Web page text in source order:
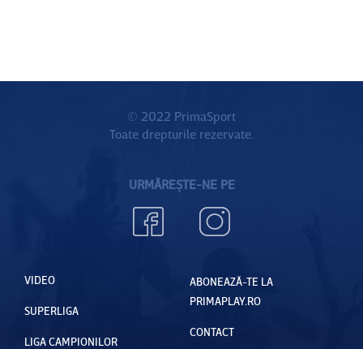
© 2022 PrimaSport
Toate drepturile rezervate.
URMĂREȘTE-NE PE
VIDEO
SUPERLIGA
LIGA CAMPIONILOR
ABONEAZĂ-TE LA
PRIMAPLAY.RO
CONTACT